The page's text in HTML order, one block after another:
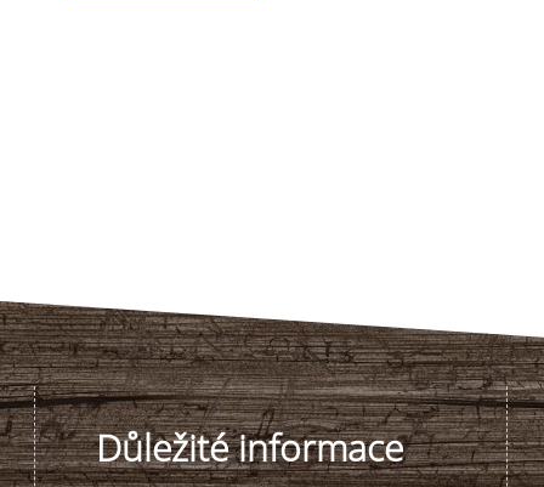
Důležité informace